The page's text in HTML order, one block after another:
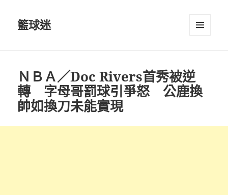
籃球迷
ＮＢＡ／Doc Rivers首秀被逆
轉 字母哥罰球引爭怒 公鹿換
帥如換刀未能實現